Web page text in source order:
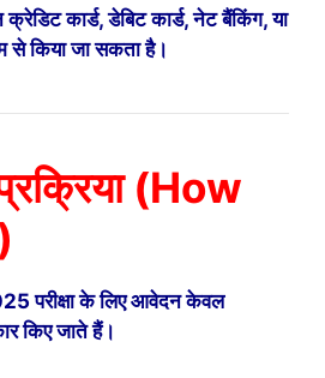
कार्ड, डेबिट कार्ड, नेट बैंकिंग, या
से किया जा सकता है।
(How
परीक्षा के लिए आवेदन केवल
किए जाते हैं।